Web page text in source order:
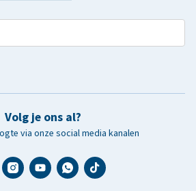
Volg je ons al?
via onze social media kanalen